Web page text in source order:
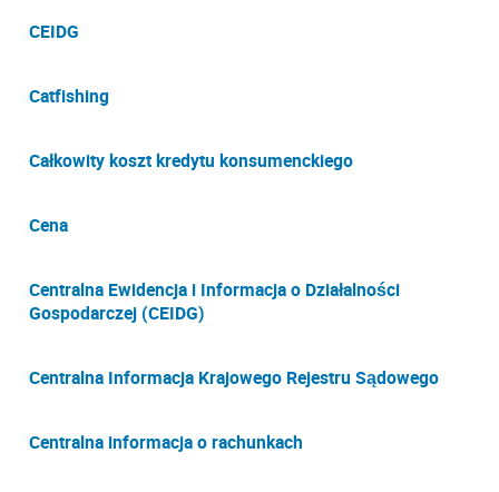
CEIDG
Catfishing
Całkowity koszt kredytu konsumenckiego
Cena
Centralna Ewidencja i Informacja o Działalności
Gospodarczej (CEIDG)
Centralna Informacja Krajowego Rejestru Sądowego
Centralna informacja o rachunkach